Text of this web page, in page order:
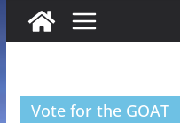
Vote for the GOAT